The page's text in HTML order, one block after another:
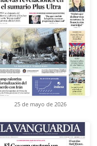
25 de mayo de 2026